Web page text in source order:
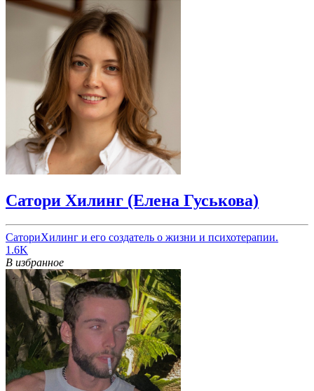
Сатори Хилинг (Елена Гуськова)
СаториХилинг и его создатель о жизни и психотерапии.
1.6K
В избранное